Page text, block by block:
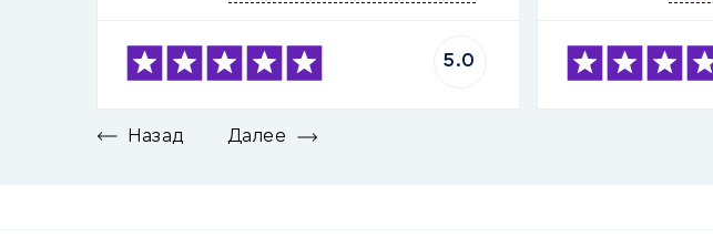
5.0
Назад Далее